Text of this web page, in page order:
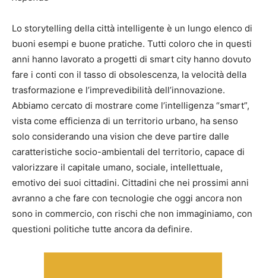
Lo storytelling della città intelligente è un lungo elenco di
buoni esempi e buone pratiche. Tutti coloro che in questi
anni hanno lavorato a progetti di smart city hanno dovuto
fare i conti con il tasso di obsolescenza, la velocità della
trasformazione e l’imprevedibilità dell’innovazione.
Abbiamo cercato di mostrare come l’intelligenza “smart”,
vista come efficienza di un territorio urbano, ha senso
solo considerando una vision che deve partire dalle
caratteristiche socio-ambientali del territorio, capace di
valorizzare il capitale umano, sociale, intellettuale,
emotivo dei suoi cittadini. Cittadini che nei prossimi anni
avranno a che fare con tecnologie che oggi ancora non
sono in commercio, con rischi che non immaginiamo, con
questioni politiche tutte ancora da definire.